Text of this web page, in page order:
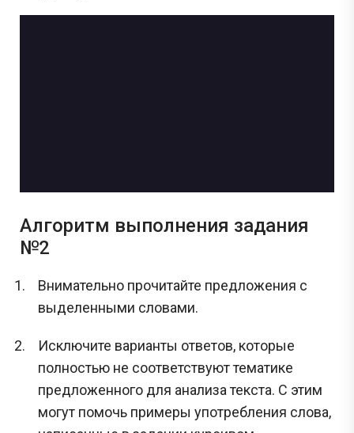
Алгоритм выполнения задания
№2
Внимательно прочитайте предложения с
выделенными словами.
Исключите варианты ответов, которые
полностью не соответствуют тематике
предложенного для анализа текста. С этим
могут помочь примеры употребления слова,